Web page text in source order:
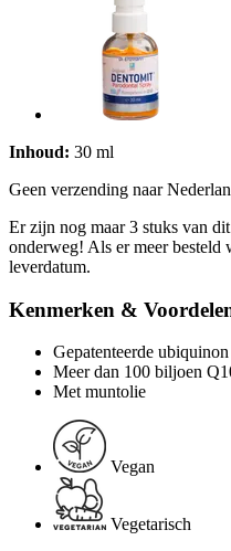
Inhoud: 30 ml
Geen verzending naar
Er zijn nog maar 3 stuks van
onderweg! Als er meer
leverdatum.
Kenmerken &
Gepatenteerde ubiquinon
Meer dan 100 biljoen
Met muntolie
Vegan
Vegetarisch